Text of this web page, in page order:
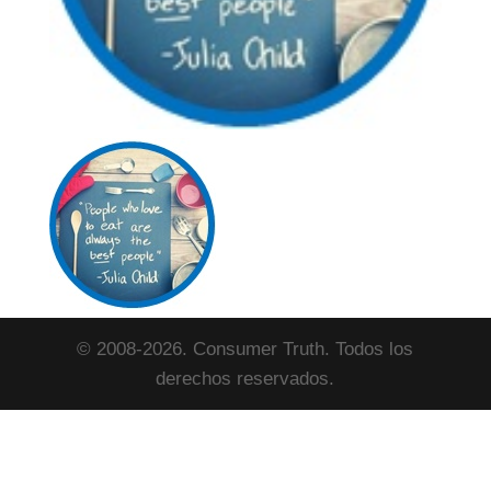
© 2008-2026. Consumer Truth. Todos los
derechos reservados.